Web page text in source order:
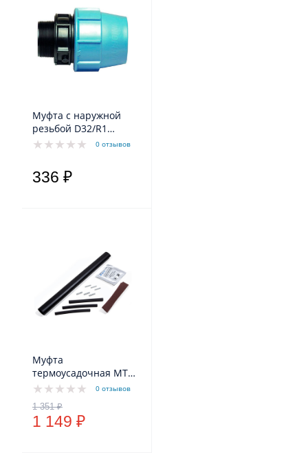
Муфта с наружной
резьбой D32/R1
PN10PPE
0 отзывов
336 ₽
Муфта
термоусадочная МТК
3x4,0 мм - 3x6,0мм
0 отзывов
1 149 ₽